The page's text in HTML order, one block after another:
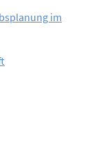
im